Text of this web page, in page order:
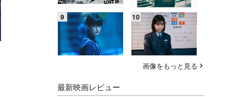
画像をもっと見る
最新映画レビュー